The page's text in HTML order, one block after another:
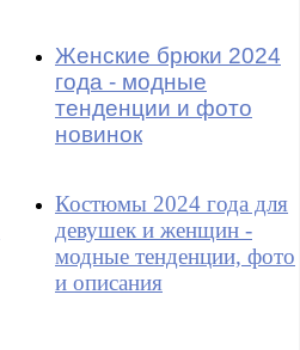
Женские брюки 2024
года - модные
тенденции и фото
новинок
Костюмы 2024 года для
девушек и женщин -
модные тенденции, фото
и описания